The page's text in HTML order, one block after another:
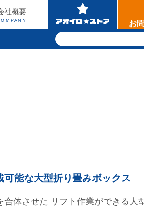
社概要
お
可能な大型折り畳みボックス
合体させた リフト作業ができる大